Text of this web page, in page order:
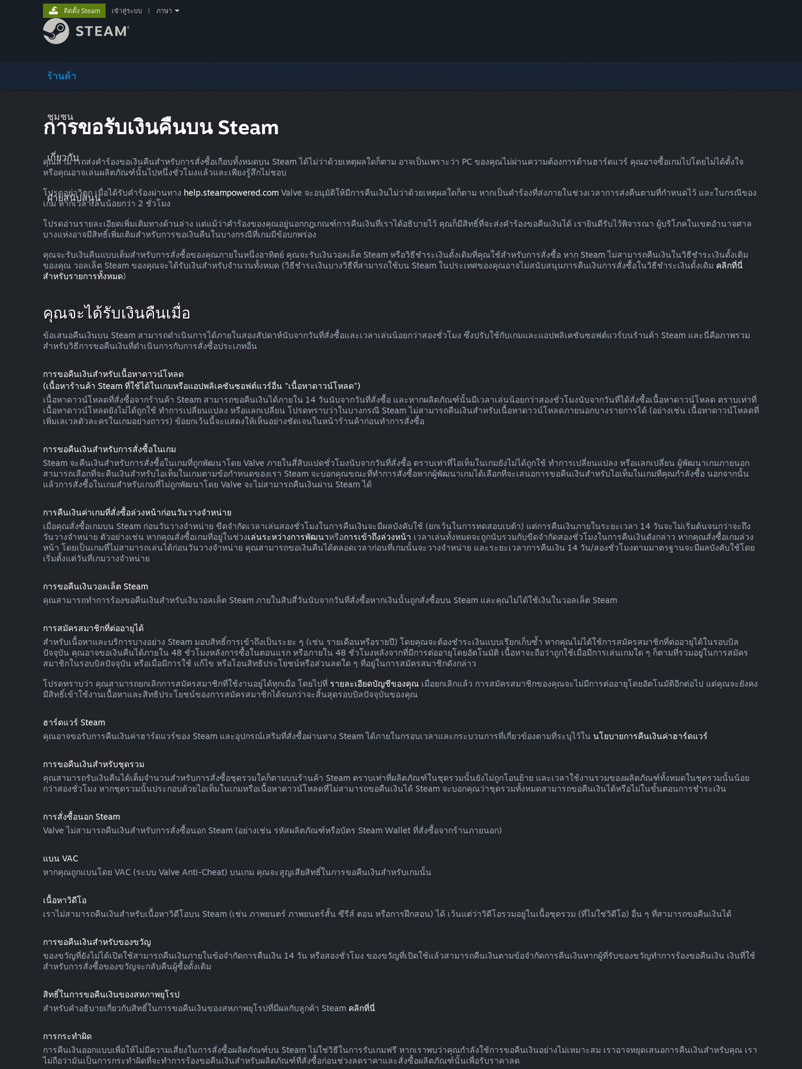
ร้านค้า
ชุมชน
เกี่ยวกับ
ฝ่ายสนับสนุน
ติดตั้ง Steam เข้าสู่ระบบ ภาษา
การขอรับเงินคืนบน Steam
คุณสามารถส่งคำร้องขอเงินคืนสำหรับการสั่งซื้อเกือบทั้งหมดบน Steam ได้ไม่ว่าด้วยเหตุผลใดก็ตาม อาจเป็นเพราะว่า PC ของคุณไม่ผ่านความต้องการด้านฮาร์ดแวร์ คุณอาจซื้อเกมไปโดยไม่ได้ตั้งใจ
หรือคุณอาจเล่นผลิตภัณฑ์นั้นไปหนึ่งชั่วโมงแล้วและเพียงรู้สึกไม่ชอบ
โปรดอย่าวิตก เมื่อได้รับคำร้องผ่านทาง help.steampowered.com Valve จะอนุมัติให้มีการคืนเงินไม่ว่าด้วยเหตุผลใดก็ตาม หากเป็นคำร้องที่ส่งภายในช่วงเวลาการส่งคืนตามที่กำหนดไว้ และในกรณีของ
เกม หากเวลาเล่นน้อยกว่า 2 ชั่วโมง
โปรดอ่านรายละเอียดเพิ่มเติมทางด้านล่าง แต่แม้ว่าคำร้องของคุณอยู่นอกกฎเกณฑ์การคืนเงินที่เราได้อธิบายไว้ คุณก็มีสิทธิ์ที่จะส่งคำร้องขอคืนเงินได้ เรายินดีรับไว้พิจารณา ผู้บริโภคในเขตอำนาจศาล
บางแห่งอาจมีสิทธิ์เพิ่มเติมสำหรับการขอเงินคืนในบางกรณีที่เกมมีข้อบกพร่อง
คุณจะรับเงินคืนแบบเต็มสำหรับการสั่งซื้อของคุณภายในหนึ่งอาทิตย์ คุณจะรับเงินวอลเล็ต Steam หรือวิธีชำระเงินดั้งเดิมที่คุณใช้สำหรับการสั่งซื้อ หาก Steam ไม่สามารถคืนเงินในวิธีชำระเงินดั้งเดิม
ของคุณ วอลเล็ต Steam ของคุณจะได้รับเงินสำหรับจำนวนทั้งหมด (วิธีชำระเงินบางวิธีที่สามารถใช้บน Steam ในประเทศของคุณอาจไม่สนับสนุนการคืนเงินการสั่งซื้อในวิธีชำระเงินดั้งเดิม คลิกที่นี่
สำหรับรายการทั้งหมด)
คุณจะได้รับเงินคืนเมื่อ
ข้อเสนอคืนเงินบน Steam สามารถดำเนินการได้ภายในสองสัปดาห์นับจากวันที่สั่งซื้อและเวลาเล่นน้อยกว่าสองชั่วโมง ซึ่งปรับใช้กับเกมและแอปพลิเคชันซอฟต์แวร์บนร้านค้า Steam และนี่คือภาพรวม
สำหรับวิธีการขอคืนเงินที่ดำเนินการกับการสั่งซื้อประเภทอื่น
การขอคืนเงินสำหรับเนื้อหาดาวน์โหลด
(เนื้อหาร้านค้า Steam ที่ใช้ได้ในเกมหรือแอปพลิเคชันซอฟต์แวร์อื่น "เนื้อหาดาวน์โหลด")
เนื้อหาดาวน์โหลดที่สั่งซื้อจากร้านค้า Steam สามารถขอคืนเงินได้ภายใน 14 วันนับจากวันที่สั่งซื้อ และหากผลิตภัณฑ์นั้นมีเวลาเล่นน้อยกว่าสองชั่วโมงนับจากวันที่ได้สั่งซื้อเนื้อหาดาวน์โหลด ตราบเท่าที่
เนื้อหาดาวน์โหลดยังไม่ได้ถูกใช้ ทำการเปลี่ยนแปลง หรือแลกเปลี่ยน โปรดทราบว่าในบางกรณี Steam ไม่สามารถคืนเงินสำหรับเนื้อหาดาวน์โหลดภายนอกบางรายการได้ (อย่างเช่น เนื้อหาดาวน์โหลดที่
เพิ่มเลเวลตัวละครในเกมอย่างถาวร) ข้อยกเว้นนี้จะแสดงให้เห็นอย่างชัดเจนในหน้าร้านค้าก่อนทำการสั่งซื้อ
การขอคืนเงินสำหรับการสั่งซื้อในเกม
Steam จะคืนเงินสำหรับการสั่งซื้อในเกมที่ถูกพัฒนาโดย Valve ภายในสี่สิบแปดชั่วโมงนับจากวันที่สั่งซื้อ ตราบเท่าที่ไอเท็มในเกมยังไม่ได้ถูกใช้ ทำการเปลี่ยนแปลง หรือแลกเปลี่ยน ผู้พัฒนาเกมภายนอก
สามารถเลือกที่จะคืนเงินสำหรับไอเท็มในเกมตามข้อกำหนดของเรา Steam จะบอกคุณขณะที่ทำการสั่งซื้อหากผู้พัฒนาเกมได้เลือกที่จะเสนอการขอคืนเงินสำหรับไอเท็มในเกมที่คุณกำลังซื้อ นอกจากนั้น
แล้วการสั่งซื้อในเกมสำหรับเกมที่ไม่ถูกพัฒนาโดย Valve จะไม่สามารถคืนเงินผ่าน Steam ได้
การคืนเงินค่าเกมที่สั่งซื้อล่วงหน้าก่อนวันวางจำหน่าย
เมื่อคุณสั่งซื้อเกมบน Steam ก่อนวันวางจำหน่าย ขีดจำกัดเวลาเล่นสองชั่วโมงในการคืนเงินจะมีผลบังคับใช้ (ยกเว้นในการทดสอบเบต้า) แต่การคืนเงินภายในระยะเวลา 14 วันจะไม่เริ่มต้นจนกว่าจะถึง
วันวางจำหน่าย ตัวอย่างเช่น หากคุณสั่งซื้อเกมที่อยู่ในช่วงเล่นระหว่างการพัฒนาหรือการเข้าถึงล่วงหน้า เวลาเล่นทั้งหมดจะถูกนับรวมกับขีดจำกัดสองชั่วโมงในการคืนเงินดังกล่าว หากคุณสั่งซื้อเกมล่วง
หน้า โดยเป็นเกมที่ไม่สามารถเล่นได้ก่อนวันวางจำหน่าย คุณสามารถขอเงินคืนได้ตลอดเวลาก่อนที่เกมนั้นจะวางจำหน่าย และระยะเวลาการคืนเงิน 14 วัน/สองชั่วโมงตามมาตรฐานจะมีผลบังคับใช้โดย
เริ่มตั้งแต่วันที่เกมวางจำหน่าย
การขอคืนเงินวอลเล็ต Steam
คุณสามารถทำการร้องขอคืนเงินสำหรับเงินวอลเล็ต Steam ภายในสิบสี่วันนับจากวันที่สั่งซื้อหากเงินนั้นถูกสั่งซื้อบน Steam และคุณไม่ได้ใช้เงินในวอลเล็ต Steam
การสมัครสมาชิกที่ต่ออายุได้
สำหรับเนื้อหาและบริการบางอย่าง Steam มอบสิทธิ์การเข้าถึงเป็นระยะ ๆ (เช่น รายเดือนหรือรายปี) โดยคุณจะต้องชำระเงินแบบเรียกเก็บซ้ำ หากคุณไม่ได้ใช้การสมัครสมาชิกที่ต่ออายุได้ในรอบบิล
ปัจจุบัน คุณอาจขอเงินคืนได้ภายใน 48 ชั่วโมงหลังการซื้อในตอนแรก หรือภายใน 48 ชั่วโมงหลังจากที่มีการต่ออายุโดยอัตโนมัติ เนื้อหาจะถือว่าถูกใช้เมื่อมีการเล่นเกมใด ๆ ก็ตามที่รวมอยู่ในการสมัคร
สมาชิกในรอบบิลปัจจุบัน หรือเมื่อมีการใช้ แก้ไข หรือโอนสิทธิประโยชน์หรือส่วนลดใด ๆ ที่อยู่ในการสมัครสมาชิกดังกล่าว
โปรดทราบว่า คุณสามารถยกเลิกการสมัครสมาชิกที่ใช้งานอยู่ได้ทุกเมื่อ โดยไปที่ รายละเอียดบัญชีของคุณ เมื่อยกเลิกแล้ว การสมัครสมาชิกของคุณจะไม่มีการต่ออายุโดยอัตโนมัติอีกต่อไป แต่คุณจะยังคง
มีสิทธิ์เข้าใช้งานเนื้อหาและสิทธิประโยชน์ของการสมัครสมาชิกได้จนกว่าจะสิ้นสุดรอบบิลปัจจุบันของคุณ
ฮาร์ดแวร์ Steam
คุณอาจขอรับการคืนเงินค่าฮาร์ดแวร์ของ Steam และอุปกรณ์เสริมที่สั่งซื้อผ่านทาง Steam ได้ภายในกรอบเวลาและกระบวนการที่เกี่ยวข้องตามที่ระบุไว้ใน นโยบายการคืนเงินค่าฮาร์ดแวร์
การขอคืนเงินสำหรับชุดรวม
คุณสามารถรับเงินคืนได้เต็มจำนวนสำหรับการสั่งซื้อชุดรวมใดก็ตามบนร้านค้า Steam ตราบเท่าที่ผลิตภัณฑ์ในชุดรวมนั้นยังไม่ถูกโอนย้าย และเวลาใช้งานรวมของผลิตภัณฑ์ทั้งหมดในชุดรวมนั้นน้อย
กว่าสองชั่วโมง หากชุดรวมนั้นประกอบด้วยไอเท็มในเกมหรือเนื้อหาดาวน์โหลดที่ไม่สามารถขอคืนเงินได้ Steam จะบอกคุณว่าชุดรวมทั้งหมดสามารถขอคืนเงินได้หรือไม่ในขั้นตอนการชำระเงิน
การสั่งซื้อนอก Steam
Valve ไม่สามารถคืนเงินสำหรับการสั่งซื้อนอก Steam (อย่างเช่น รหัสผลิตภัณฑ์หรือบัตร Steam Wallet ที่สั่งซื้อจากร้านภายนอก)
แบน VAC
หากคุณถูกแบนโดย VAC (ระบบ Valve Anti-Cheat) บนเกม คุณจะสูญเสียสิทธิ์ในการขอคืนเงินสำหรับเกมนั้น
เนื้อหาวิดีโอ
เราไม่สามารถคืนเงินสำหรับเนื้อหาวิดีโอบน Steam (เช่น ภาพยนตร์ ภาพยนตร์สั้น ซีรีส์ ตอน หรือการฝึกสอน) ได้ เว้นแต่ว่าวิดีโอรวมอยู่ในเนื้อชุดรวม (ที่ไม่ใช่วิดีโอ) อื่น ๆ ที่สามารถขอคืนเงินได้
การขอคืนเงินสำหรับของขวัญ
ของขวัญที่ยังไม่ได้เปิดใช้สามารถคืนเงินภายในข้อจำกัดการคืนเงิน 14 วัน หรือสองชั่วโมง ของขวัญที่เปิดใช้แล้วสามารถคืนเงินตามข้อจำกัดการคืนเงินหากผู้ที่รับของขวัญทำการร้องขอคืนเงิน เงินที่ใช้
สำหรับการสั่งซื้อของขวัญจะกลับคืนผู้ซื้อดั้งเดิม
สิทธิ์ในการขอคืนเงินของสหภาพยุโรป
สำหรับคำอธิบายเกี่ยวกับสิทธิ์ในการขอคืนเงินของสหภาพยุโรปที่มีผลกับลูกค้า Steam คลิกที่นี่
การกระทำผิด
การคืนเงินออกแบบเพื่อให้ไม่มีความเสี่ยงในการสั่งซื้อผลิตภัณฑ์บน Steam ไม่ใช่วิธีในการรับเกมฟรี หากเราพบว่าคุณกำลังใช้การขอคืนเงินอย่างไม่เหมาะสม เราอาจหยุดเสนอการคืนเงินสำหรับคุณ เรา
ไม่ถือว่ามันเป็นการกระทำผิดที่จะทำการร้องขอคืนเงินสำหรับผลิตภัณฑ์ที่สั่งซื้อก่อนช่วงลดราคาและสั่งซื้อผลิตภัณฑ์นั้นเพื่อรับราคาลด